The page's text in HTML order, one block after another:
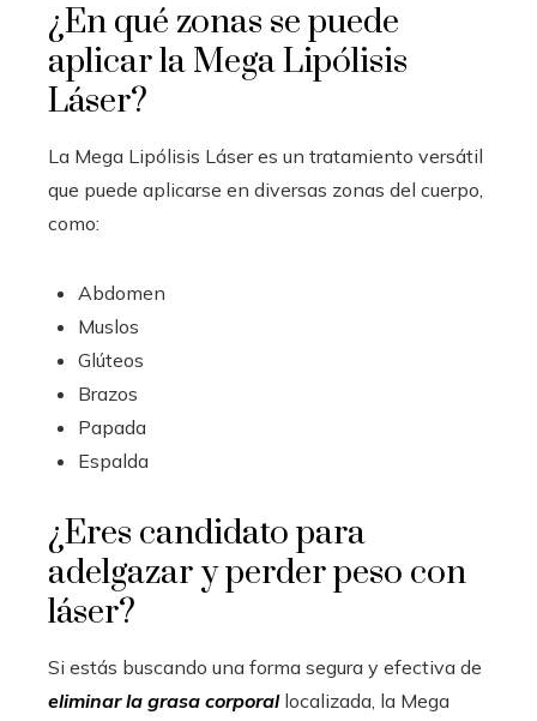
¿En qué zonas se puede
aplicar la Mega Lipólisis
Láser?
La Mega Lipólisis Láser es un tratamiento versátil
que puede aplicarse en diversas zonas del cuerpo,
como:
Abdomen
Muslos
Glúteos
Brazos
Papada
Espalda
¿Eres candidato para
adelgazar y perder peso con
láser?
Si estás buscando una forma segura y efectiva de
eliminar la grasa corporallocalizada, la Mega